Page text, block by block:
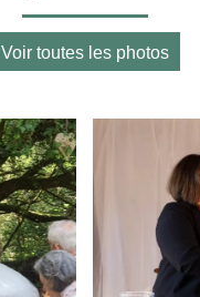
Voir toutes les photos